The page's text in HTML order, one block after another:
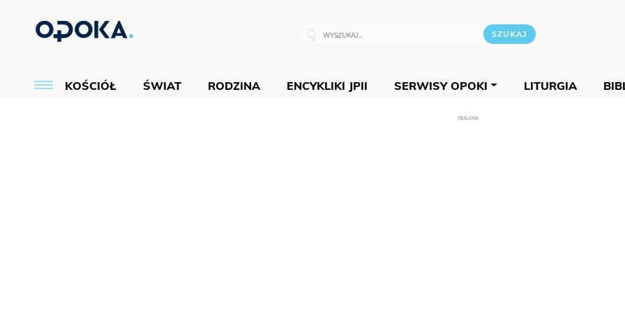
KOŚCIÓŁ ŚWIAT RODZINA ENCYKLIKI JPII SERWISY OPOKI LITURGIA
REKLAMA